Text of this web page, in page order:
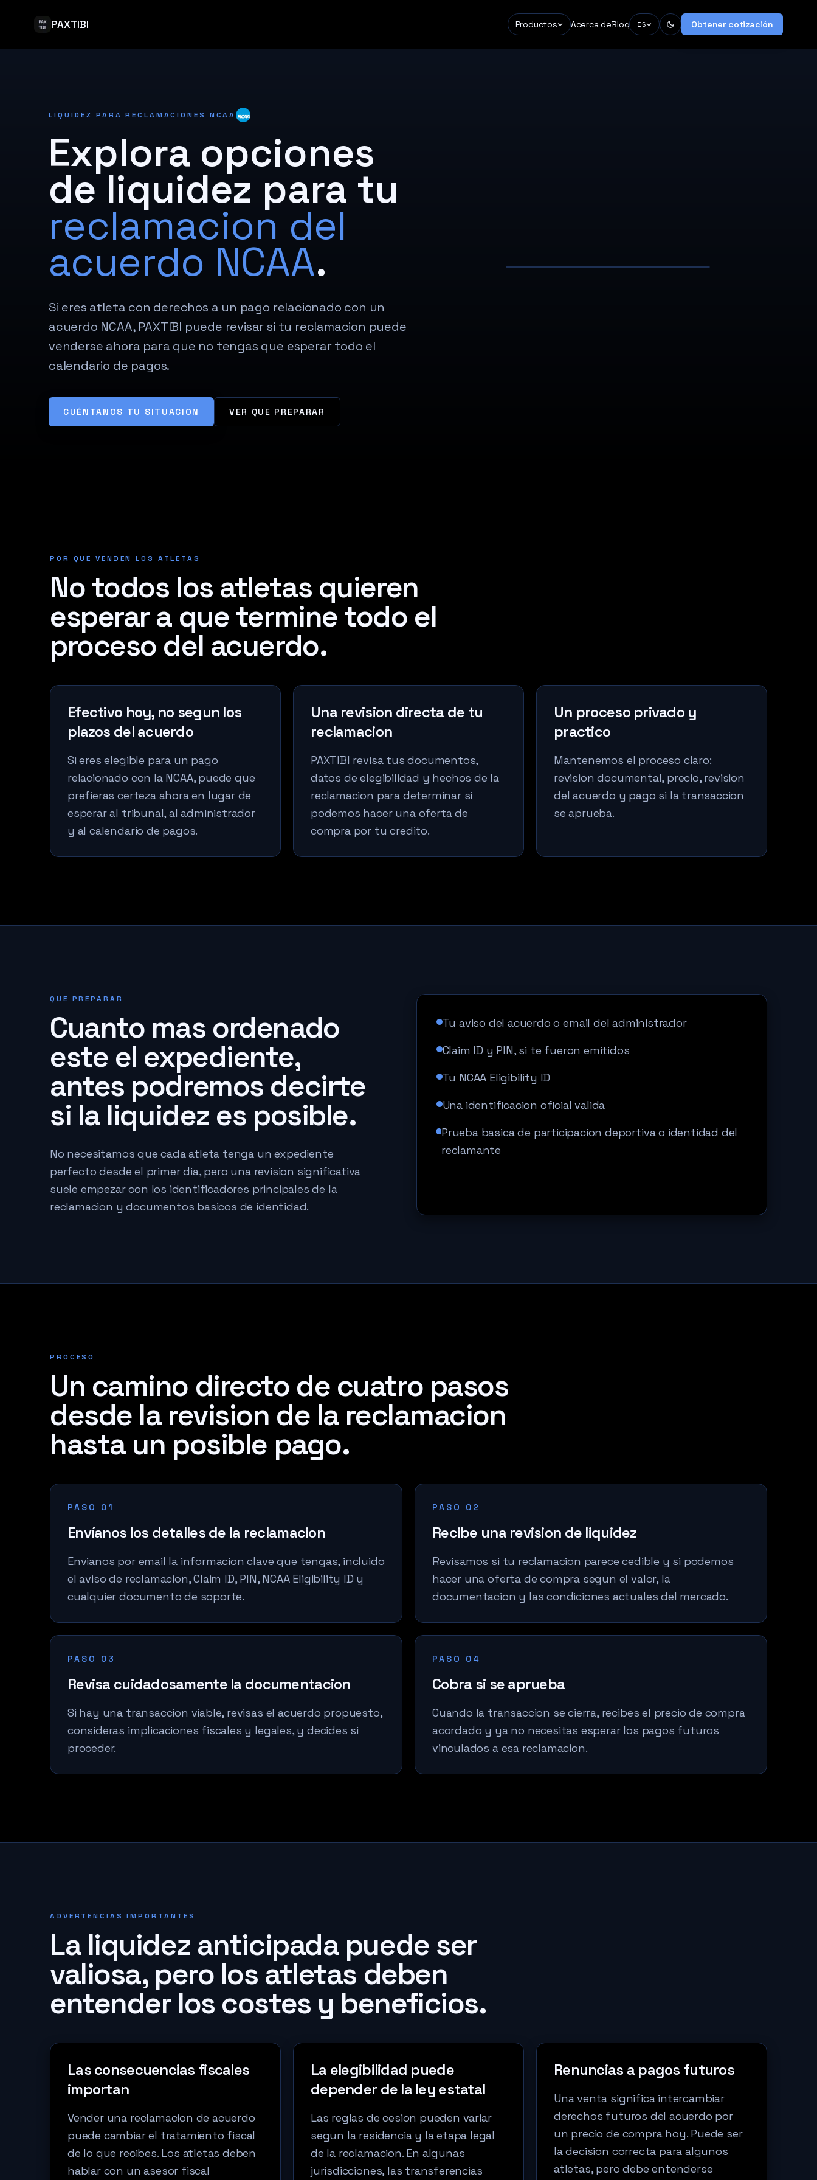
PAXTIBI Productos Acerca deBlog ES Obtener cotización
LIQUIDEZ PARA RECLAMACIONES NCAA
Explora opciones
de liquidez para tu
reclamacion del
acuerdo NCAA.
Si eres atleta con derechos a un pago relacionado con un
acuerdo NCAA, PAXTIBI puede revisar si tu reclamacion puede
venderse ahora para que no tengas que esperar todo el
calendario de pagos.
CUÉNTANOS TU SITUACION VER QUE PREPARAR
POR QUE VENDEN LOS ATLETAS
No todos los atletas quieren
esperar a que termine todo el
proceso del acuerdo.
Efectivo hoy, no segun los
plazos del acuerdo
Si eres elegible para un pago
relacionado con la NCAA, puede que
prefieras certeza ahora en lugar de
esperar al tribunal, al administrador
y al calendario de pagos.
Una revision directa de tu
reclamacion
PAXTIBI revisa tus documentos,
datos de elegibilidad y hechos de la
reclamacion para determinar si
podemos hacer una oferta de
compra por tu credito.
Un proceso privado y
practico
Mantenemos el proceso claro:
revision documental, precio, revision
del acuerdo y pago si la transaccion
se aprueba.
QUE PREPARAR
Cuanto mas ordenado
este el expediente,
antes podremos decirte
si la liquidez es posible.
No necesitamos que cada atleta tenga un expediente
perfecto desde el primer dia, pero una revision significativa
suele empezar con los identificadores principales de la
reclamacion y documentos basicos de identidad.
Tu aviso del acuerdo o email del administrador
Claim ID y PIN, si te fueron emitidos
Tu NCAA Eligibility ID
Una identificacion oficial valida
Prueba basica de participacion deportiva o identidad del
reclamante
PROCESO
Un camino directo de cuatro pasos
desde la revision de la reclamacion
hasta un posible pago.
PASO 01
Envíanos los detalles de la reclamacion
Envianos por email la informacion clave que tengas, incluido
el aviso de reclamacion, Claim ID, PIN, NCAA Eligibility ID y
cualquier documento de soporte.
PASO 02
Recibe una revision de liquidez
Revisamos si tu reclamacion parece cedible y si podemos
hacer una oferta de compra segun el valor, la
documentacion y las condiciones actuales del mercado.
PASO 03
Revisa cuidadosamente la documentacion
Si hay una transaccion viable, revisas el acuerdo propuesto,
consideras implicaciones fiscales y legales, y decides si
proceder.
PASO 04
Cobra si se aprueba
Cuando la transaccion se cierra, recibes el precio de compra
acordado y ya no necesitas esperar los pagos futuros
vinculados a esa reclamacion.
ADVERTENCIAS IMPORTANTES
La liquidez anticipada puede ser
valiosa, pero los atletas deben
entender los costes y beneficios.
Las consecuencias fiscales
importan
Vender una reclamacion de acuerdo
puede cambiar el tratamiento fiscal
de lo que recibes. Los atletas deben
hablar con un asesor fiscal
La elegibilidad puede
depender de la ley estatal
Las reglas de cesion pueden variar
segun la residencia y la etapa legal
de la reclamacion. En algunas
jurisdicciones, las transferencias
Renuncias a pagos futuros
Una venta significa intercambiar
derechos futuros del acuerdo por
un precio de compra hoy. Puede ser
la decision correcta para algunos
atletas, pero debe entenderse